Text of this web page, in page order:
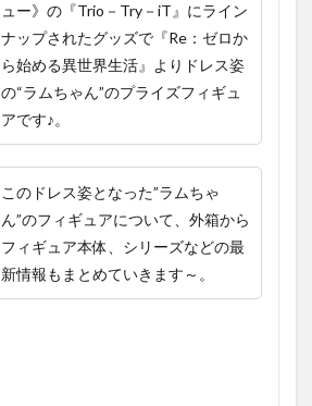
ュー》の『Trio－Try－iT』にライン
ナップされたグッズで 『Re：ゼロか
ら始める異世界生活』 よりドレス姿
の“ラムちゃん”のプライズフィギュ
アです♪。
このドレス姿となった”ラムちゃ
ん”のフィギュアについて、外箱から
フィギュア本体、シリーズなどの最
新情報もまとめていきます～。